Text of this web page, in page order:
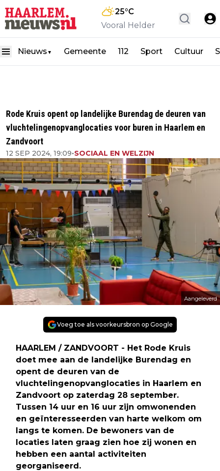
25°C
Vooral Helder
Nieuws ▼ Gemeente 112 Sport Cultuur
Rode Kruis opent op landelijke Burendag de deuren van
vluchtelingenopvanglocaties voor buren in Haarlem en
Zandvoort
12 SEP 2024, 19:09•SOCIAAL EN WELZIJN
Aangeleverd
Voeg toe als voorkeursbron op Google
HAARLEM / ZANDVOORT - Het Rode Kruis
doet mee aan de landelijke Burendag en
opent de deuren van de
vluchtelingenopvanglocaties in Haarlem en
Zandvoort op zaterdag 28 september.
Tussen 14 uur en 16 uur zijn omwonenden
en geïnteresseerden van harte welkom om
langs te komen. De bewoners van de
locaties laten graag zien hoe zij wonen en
hebben een aantal activiteiten
georganiseerd.